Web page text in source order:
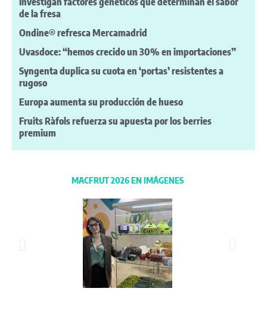
de la fresa
Ondine® refresca Mercamadrid
Uvasdoce: “hemos crecido un 30% en importaciones”
Syngenta duplica su cuota en ‘portas’ resistentes a
rugoso
Europa aumenta su producción de hueso
Fruits Ràfols refuerza su apuesta por los berries
premium
MACFRUT 2026 EN IMÁGENES